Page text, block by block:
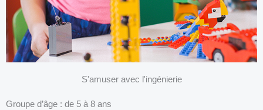
S'amuser avec l'ingénierie
Groupe d’âge : de 5 à 8 ans